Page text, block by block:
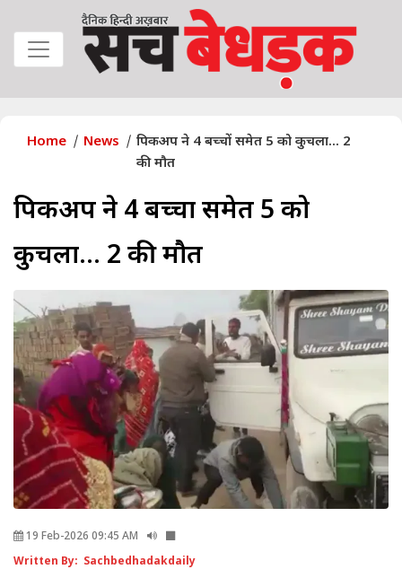
Home News
पिकअप ने 4 बच्चों समेत 5 को कुचला... 2
की मौत
पिकअप ने 4 बच्चों समेत 5 को
कुचला... 2 की मौत
19 Feb-2026 09:45 AM
Written By: Sachbedhadakdaily